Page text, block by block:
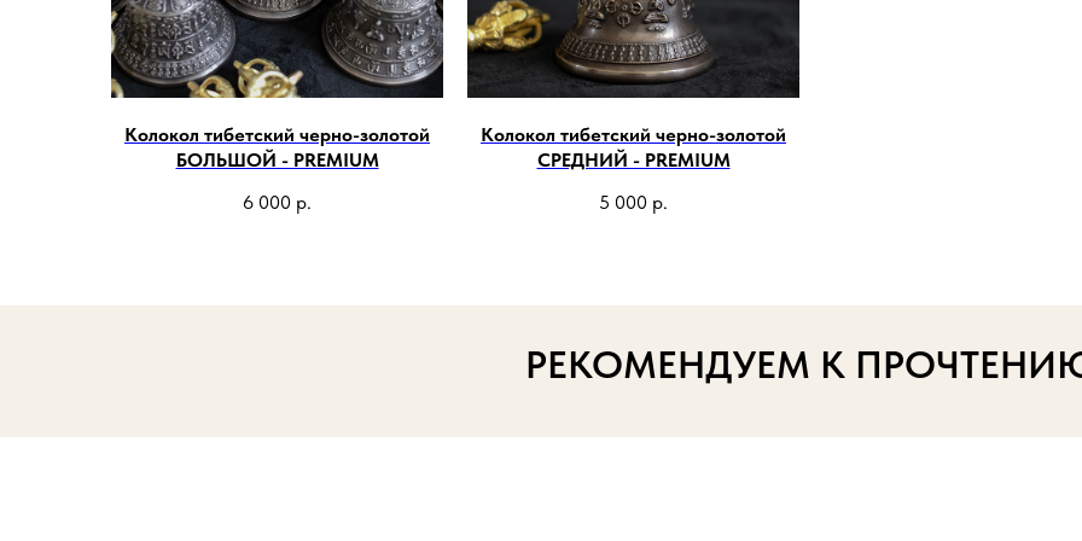
Колокол тибетский черно-золотой
БОЛЬШОЙ - PREMIUM
6 000 р.
Колокол тибетский черно-золотой
СРЕДНИЙ - PREMIUM
5 000 р.
РЕКОМЕНДУЕМ К